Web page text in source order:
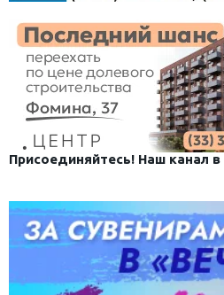
Присоединяйтесь! Наш канал в